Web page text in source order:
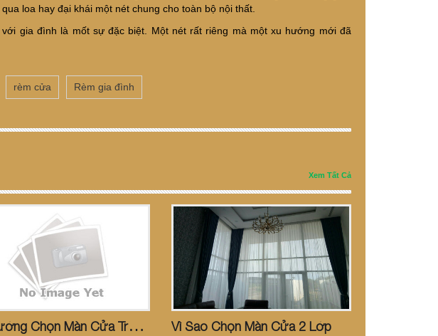
loa hay đại khái một nét chung cho toàn bộ nội thất.
gia đình là mốt sự đặc biệt. Một nét rất riêng mà một xu hướng mới đã
rèm cửa Rèm gia đình
Xem Tất Cả
X
U Hướng Chọn Màn Cửa Trong Mùa Dịch Covit-19 Vì Sao Chọn Màn Cửa 2 Lớp